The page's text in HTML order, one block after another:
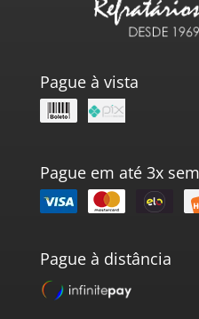
Pague à vista
Pague em até 3x
Pague à distância